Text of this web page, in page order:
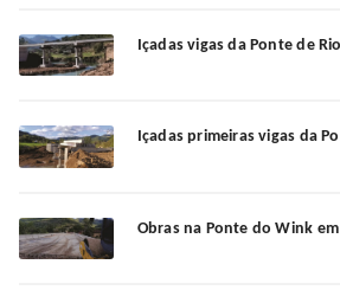
Içadas vigas da Ponte de
Içadas primeiras vigas da
Obras na Ponte do Wink em